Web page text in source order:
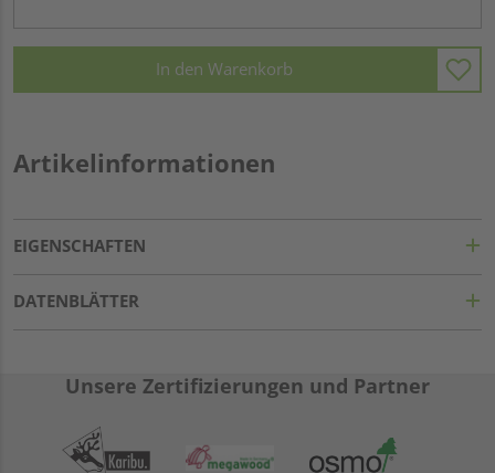
In den Warenkorb
Artikelinformationen
EIGENSCHAFTEN
DATENBLÄTTER
Unsere Zertifizierungen und Partner